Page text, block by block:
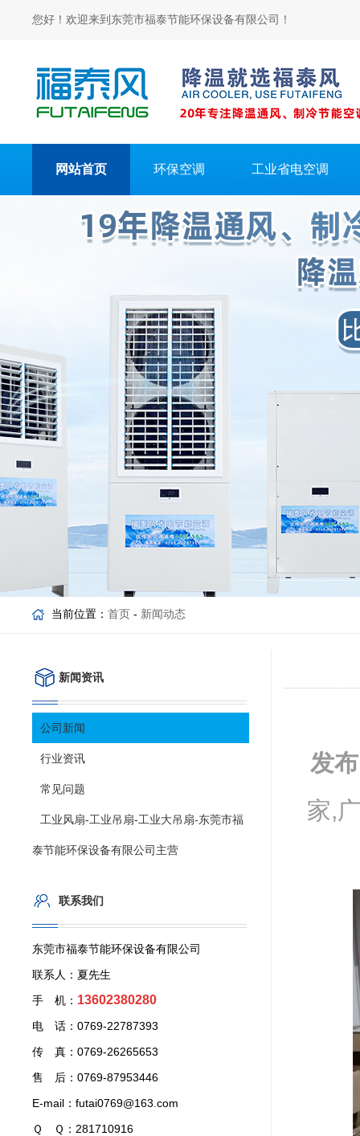
您好！欢迎来到东莞市福泰节能环保设备有限公司！
网站首页 环保空调 工业省电空调
当前位置： 首页 - 新闻动态
发
家,
新闻资讯
公司新闻
行业资讯
常见问题
工业风扇-工业吊扇-工业大吊扇-东莞市福
泰节能环保设备有限公司主营
联系我们
东莞市福泰节能环保设备有限公司
联系人：夏先生
手 机： 13602380280
电 话：0769-22787393
传 真：0769-26265653
售 后：0769-87953446
E-mail：futai0769@163.com
Ｑ Ｑ：281710916